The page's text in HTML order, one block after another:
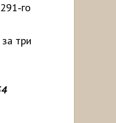
три